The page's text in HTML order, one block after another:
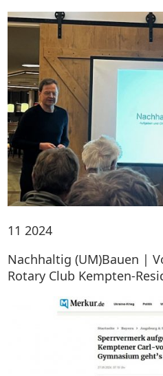
11 2024
Nachhaltig (UM)Bauen |
Rotary Club Kempten-